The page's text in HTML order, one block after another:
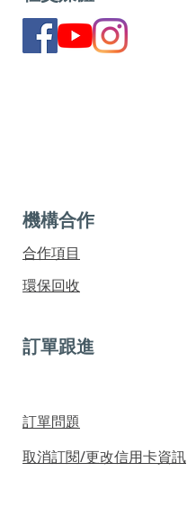
機構合作
合作項目
環保回收
訂單跟進
訂單問題
取消訂閱/更改信用卡資訊